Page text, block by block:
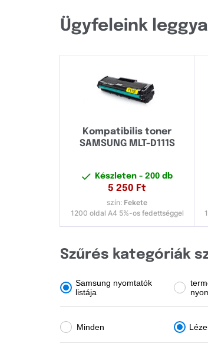
OKI
Címkenyomtató és szalag
Minden gyártó
Brother
Casio
Develop
Dymo
Fujitsu
Ügyfeleink
Kompatibilis toner
SAMSUNG MLT-D111S
Készleten - 200 db
5 250 Ft
szín: Fekete
1200 oldal A4 5%-os fedettséggel
Szűrés kategóriák
Samsung nyomtatók
listája
Minden